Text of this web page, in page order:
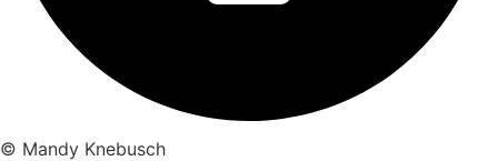
© Mandy Knebusch